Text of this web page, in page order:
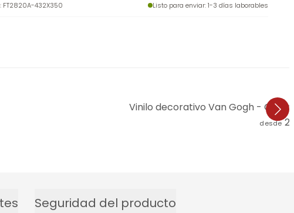
: FT2820A-432X350 Listo para enviar: 1-3 días laborables
Vinilo decorativo Van Gogh -
desde
Seguridad del producto